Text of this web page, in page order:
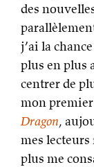
des
j’ai la
plus en plus
centrer de
mon
Dragon,
mes
plus me